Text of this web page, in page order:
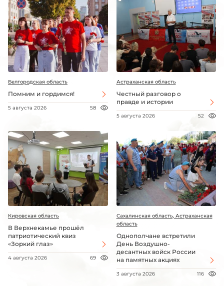
Белгородская область
Помним и гордимся!
5 августа 2026 58
Астраханская область
Честный разговор о
правде и истории
5 августа 2026 52
Кировская область
В Верхнекамье прошёл
патриотический квиз
«Зоркий глаз»
4 августа 2026 69
Сахалинская область, Астраханская
область
Однополчане встретили
День Воздушно-
десантных войск России
на памятных акциях
3 августа 2026 116